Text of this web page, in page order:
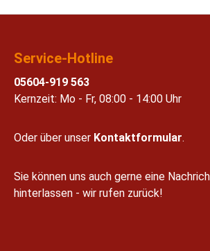
Service-Hotline
05604-919 563
Kernzeit: Mo - Fr, 08:00 - 14:00 Uhr
Oder über unser Kontaktformular.
Sie können uns auch gerne eine
hinterlassen - wir rufen zurück!